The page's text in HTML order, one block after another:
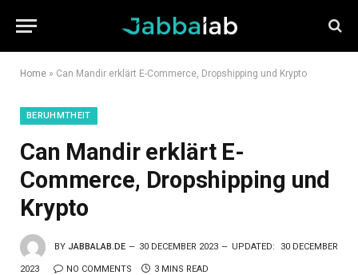
Home » Can Mandir erklärt E-Commerce, Dropshipping und Krypto
BERUHMTHEIT
Can Mandir erklärt E-
Commerce, Dropshipping und
Krypto
BY JABBALAB.DE 30 DECEMBER 2023 UPDATED: 30 DECEMBER
2023 NO COMMENTS 3 MINS READ